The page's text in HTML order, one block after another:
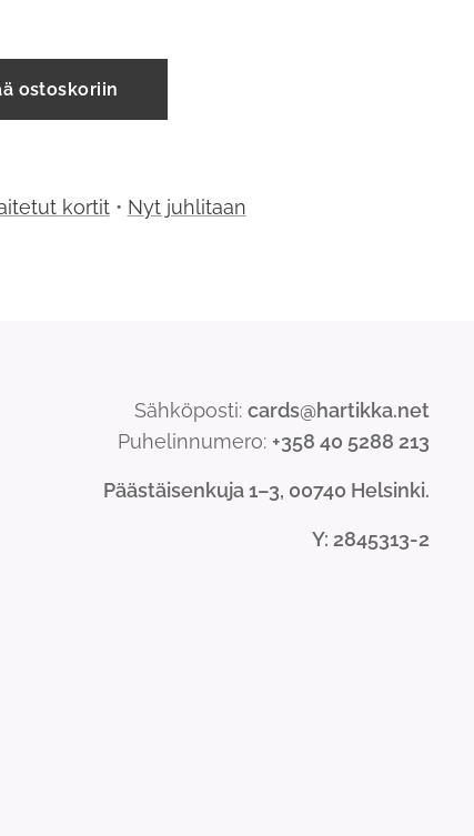
ostoskoriin
kortit• Nyt juhlitaan
Sähköposti: cards@hartikka.net
Puhelinnumero: +358 40 5288 213
Päästäisenkuja 1–3, 00740 Helsinki.
Y: 2845313-2